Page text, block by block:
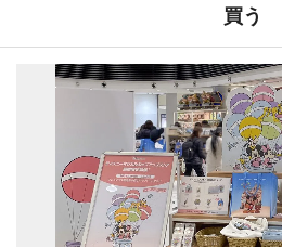
買う